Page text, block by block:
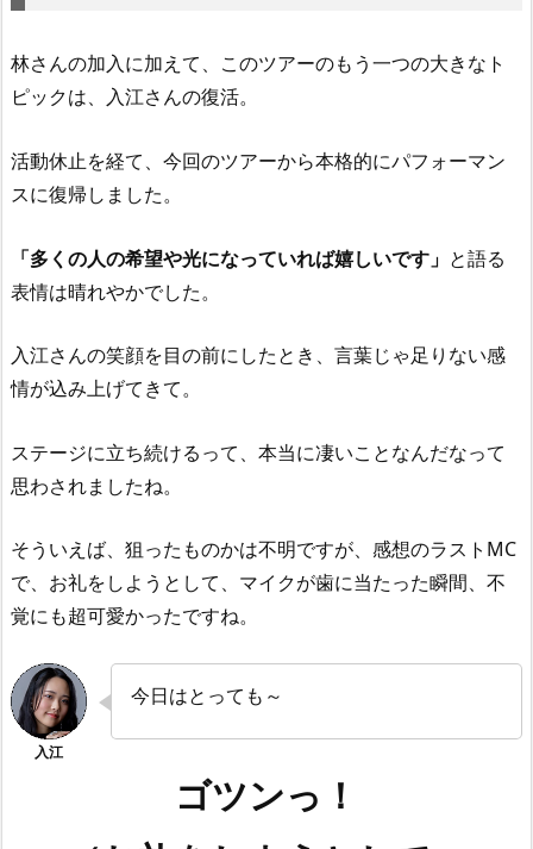
林さんの加入に加えて、このツアーのもう一つの大きなト
ピックは、入江さんの復活。
活動休止を経て、今回のツアーから本格的にパフォーマン
スに復帰しました。
「多くの人の希望や光になっていれば嬉しいです」 と語る
表情は晴れやかでした。
入江さんの笑顔を目の前にしたとき、言葉じゃ足りない感
情が込み上げてきて。
ステージに立ち続けるって、本当に凄いことなんだなって
思わされましたね。
そういえば、狙ったものかは不明ですが、感想のラストMC
で、お礼をしようとして、マイクが歯に当たった瞬間、不
覚にも超可愛かったですね。
今日はとっても～
ゴツンっ！